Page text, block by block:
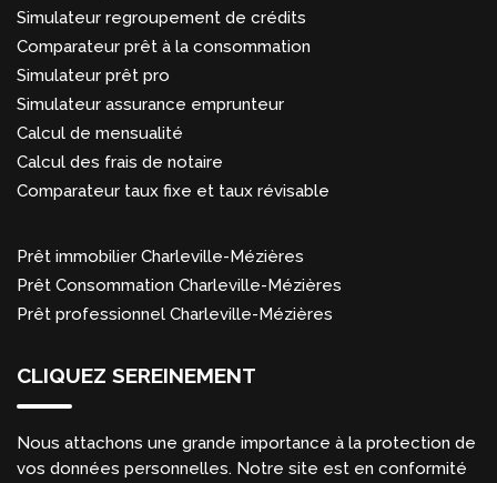
Simulateur regroupement de crédits
Comparateur prêt à la consommation
Simulateur prêt pro
Simulateur assurance emprunteur
Calcul de mensualité
Calcul des frais de notaire
Comparateur taux fixe et taux révisable
Prêt immobilier Charleville-Mézières
Prêt Consommation Charleville-Mézières
Prêt professionnel Charleville-Mézières
CLIQUEZ SEREINEMENT
Nous attachons une grande importance à la protection de
vos données personnelles. Notre site est en conformité